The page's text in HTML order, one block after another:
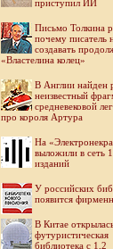
приступил ИИ
Письмо Толкина
почему писатель
создавать
«Властелина колец»
В Англии найден
неизвестный
средневековой
про короля Артура
На
выложили в сеть
изданий
У российских
появится
В Китае
футуристическая
библиотека с 1,2